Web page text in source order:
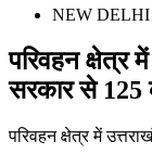
NEW DELHI
परिवहन क्षेत्र
सरकार से 125
परिवहन क्षेत्र में